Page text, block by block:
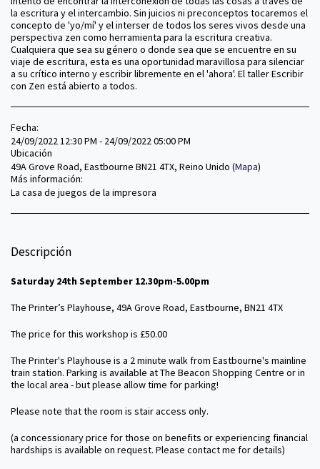
la escritura y el intercambio. Sin juicios ni preconceptos tocaremos el
concepto de 'yo/mí' y el interser de todos los seres vivos desde una
perspectiva zen como herramienta para la escritura creativa.
Cualquiera que sea su género o donde sea que se encuentre en su
viaje de escritura, esta es una oportunidad maravillosa para silenciar
a su crítico interno y escribir libremente en el 'ahora'. El taller Escribir
con Zen está abierto a todos.
Fecha:
24/09/2022 12:30 PM - 24/09/2022 05:00 PM
Ubicación
49A Grove Road, Eastbourne BN21 4TX, Reino Unido (Mapa)
Más información:
La casa de juegos de la impresora
Descripción
Saturday 24th September 12.30pm-5.00pm
The Printer’s Playhouse, 49A Grove Road, Eastbourne, BN21 4TX
The price for this workshop is £50.00
The Printer's Playhouse is a 2 minute walk from Eastbourne's mainline
train station. Parking is available at The Beacon Shopping Centre or in
the local area - but please allow time for parking!
Please note that the room is stair access only.
(a concessionary price for those on benefits or experiencing financial
hardships is available on request. Please contact me for details)